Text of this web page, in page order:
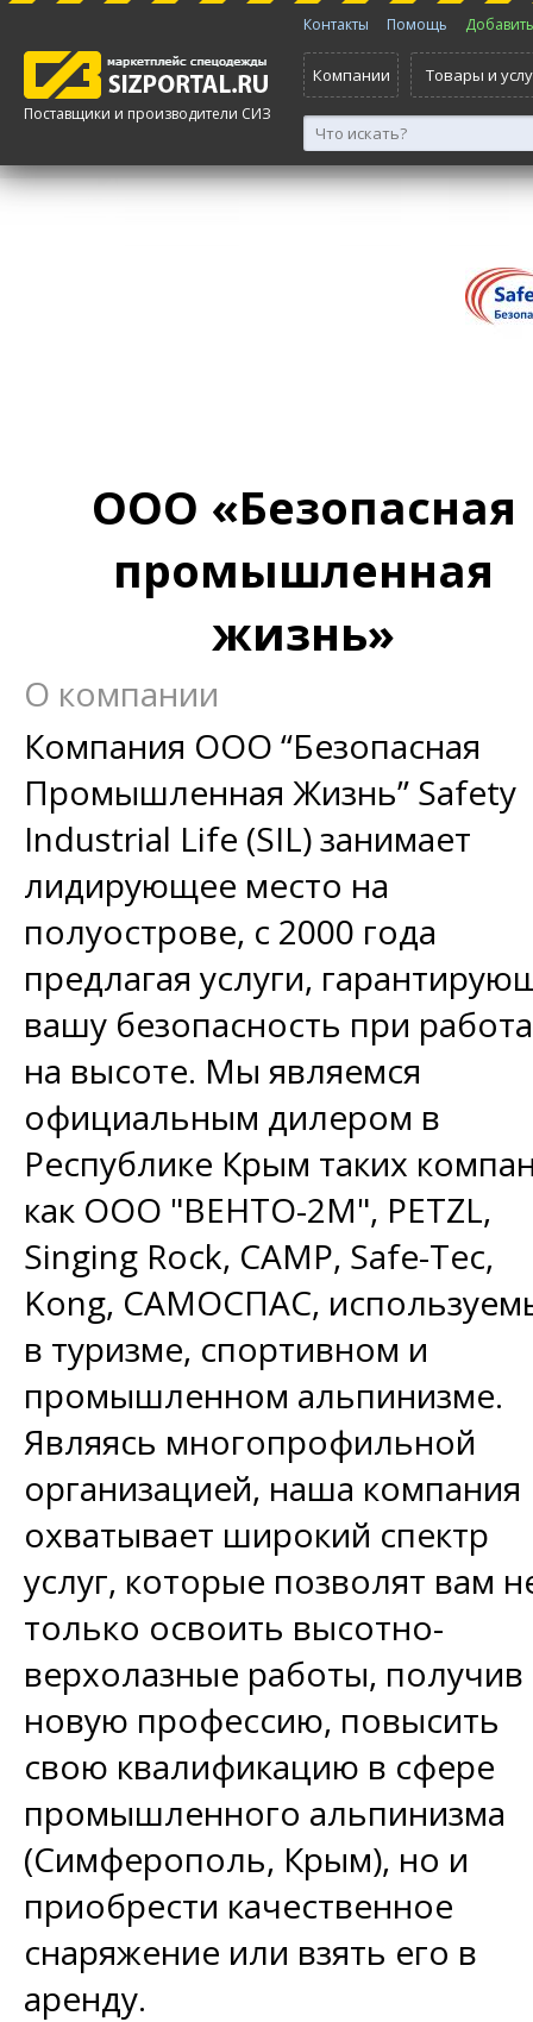
Поставщики и производители СИЗ
Контакты Помощь
Компании Товары и
ООО «Безопасная
промышленная
жизнь»
О компании
Компания ООО “Безопасная
Промышленная Жизнь” Safety
Industrial Life (SIL) занимает
лидирующее место на
полуострове, с 2000 года
предлагая услуги,
вашу безопасность при
на высоте. Мы являемся
официальным дилером в
Республике Крым таких
как ООО "ВЕНТО-2М", PETZL,
Singing Rock, CAMP, Safe-Tec,
Kong, САМОСПАС,
в туризме, спортивном и
промышленном альпинизме.
Являясь многопрофильной
организацией, наша компания
охватывает широкий спектр
услуг, которые позволят вам
только освоить высотно-
верхолазные работы, получив
новую профессию, повысить
свою квалификацию в сфере
промышленного альпинизма
(Симферополь, Крым), но и
приобрести качественное
снаряжение или взять его в
аренду.